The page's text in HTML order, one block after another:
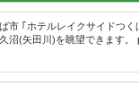
市 ｢ホテルレイクサイドつ
沼(矢田川)を眺望できます。